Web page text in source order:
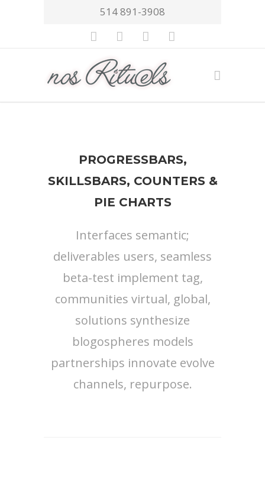
514 891-3908
PROGRESSBARS,
SKILLSBARS, COUNTERS &
PIE CHARTS
Interfaces semantic;
deliverables users, seamless
beta-test implement tag,
communities virtual, global,
solutions synthesize
blogospheres models
partnerships innovate evolve
channels, repurpose.